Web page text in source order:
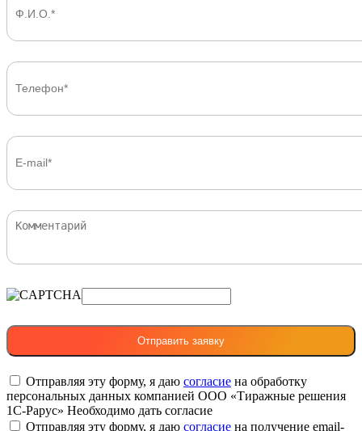
Отправляя эту форму, я даю согласие на обработку
персональных данных компанией ООО «Тиражные решения
1С-Рарус» Необходимо дать согласие
Отправляя эту форму, я даю согласие на получение email-